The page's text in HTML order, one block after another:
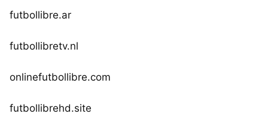
futbollibre.ar
futbollibretv.nl
onlinefutbollibre.com
futbollibrehd.site